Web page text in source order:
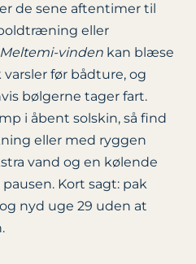
de sene aftentimer til
eller
Meltemi-vinden kan blæse
før bådture, og
bølgerne tager fart.
i åbent solskin, så find
eller med ryggen
vand og en kølende
Kort sagt: pak
nyd uge 29 uden at